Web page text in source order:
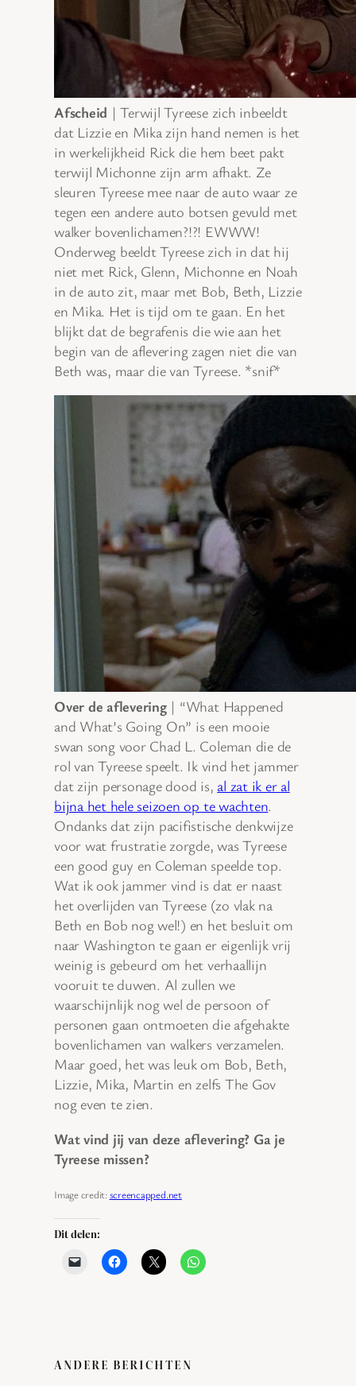
Afscheid | Terwijl Tyreese zich inbeeldt
dat Lizzie en Mika zijn hand nemen is het
in werkelijkheid Rick die hem beet pakt
terwijl Michonne zijn arm afhakt. Ze
sleuren Tyreese mee naar de auto waar ze
tegen een andere auto botsen gevuld met
walker bovenlichamen?!?! EWWW!
Onderweg beeldt Tyreese zich in dat hij
niet met Rick, Glenn, Michonne en Noah
in de auto zit, maar met Bob, Beth, Lizzie
en Mika. Het is tijd om te gaan. En het
blijkt dat de begrafenis die wie aan het
begin van de aflevering zagen niet die van
Beth was, maar die van Tyreese. *snif*
Over de aflevering| “What Happened
and What’s Going On” is een mooie
swan song voor Chad L. Coleman die de
rol van Tyreese speelt. Ik vind het jammer
dat zijn personage dood is, al zat ik er al
bijna het hele seizoen op te wachten.
Ondanks dat zijn pacifistische denkwijze
voor wat frustratie zorgde, was Tyreese
een good guy en Coleman speelde top.
Wat ik ook jammer vind is dat er naast
het overlijden van Tyreese (zo vlak na
Beth en Bob nog wel!) en het besluit om
naar Washington te gaan er eigenlijk vrij
weinig is gebeurd om het verhaallijn
vooruit te duwen. Al zullen we
waarschijnlijk nog wel de persoon of
personen gaan ontmoeten die afgehakte
bovenlichamen van walkers verzamelen.
Maar goed, het was leuk om Bob, Beth,
Lizzie, Mika, Martin en zelfs The Gov
nog even te zien.
Wat vind jij van deze aflevering? Ga je
Tyreese missen?
Image credit: screencapped.net
Dit delen:
ANDERE BERICHTEN